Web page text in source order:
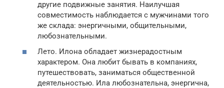
другие подвижные занятия. Наилучшая
совместимость наблюдается с мужчинами того
же склада: энергичными, общительными,
любознательными.
Лето. Илона обладает жизнерадостным
характером. Она любит бывать в компаниях,
путешествовать, заниматься общественной
деятельностью. Ила любознательна, энергична,